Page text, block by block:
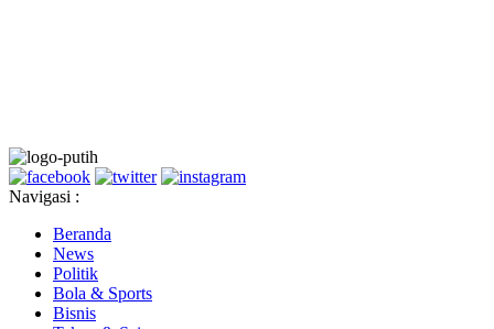
Navigasi :
Beranda
News
Politik
Bola & Sports
Bisnis